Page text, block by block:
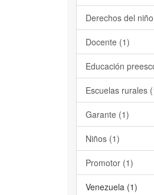
Derechos del
Docente (1)
Educación
Escuelas rurales
Garante (1)
Niños (1)
Promotor (1)
Venezuela (1)